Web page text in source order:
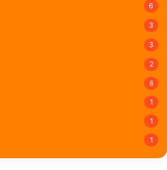
6
3
3
2
8
1
1
1